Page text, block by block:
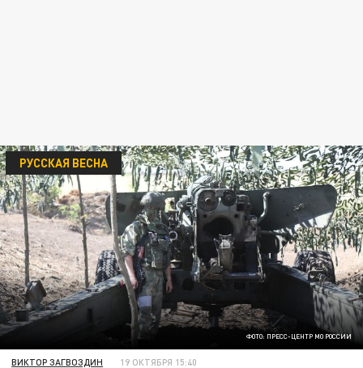
ФОТО: ПРЕСС-ЦЕНТР МО РОССИИ
РУССКАЯ ВЕСНА
ВИКТОР ЗАГВОЗДИН 19 ОКТЯБРЯ 15:40